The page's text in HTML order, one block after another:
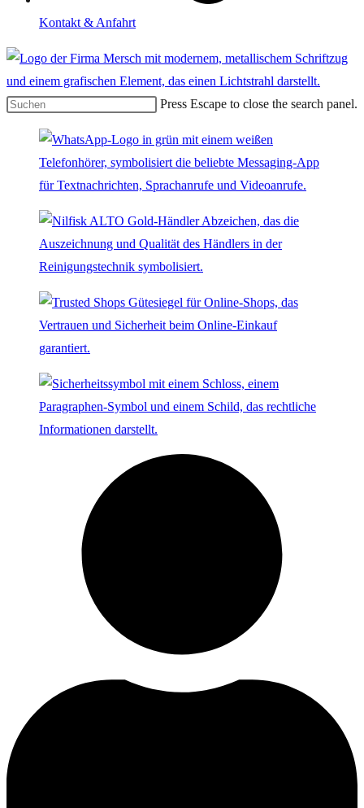
Kontakt & Anfahrt
Press Escape to close the search panel.